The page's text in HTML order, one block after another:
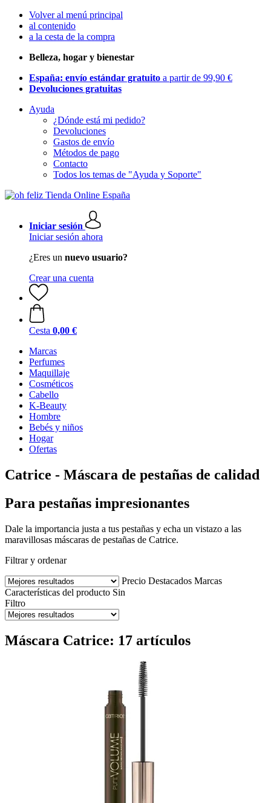
Volver al menú principal
al contenido
a la cesta de la compra
Belleza, hogar y bienestar
España: envío estándar gratuito a partir de 99,90 €
Devoluciones gratuitas
Ayuda
¿Dónde está mi pedido?
Devoluciones
Gastos de envío
Métodos de pago
Contacto
Todos los temas de "Ayuda y Soporte"
Iniciar sesión
Iniciar sesión ahora
¿Eres un nuevo usuario?
Crear una cuenta
Cesta 0,00 €
Marcas
Perfumes
Maquillaje
Cosméticos
Cabello
K-Beauty
Hombre
Bebés y niños
Hogar
Ofertas
Catrice - Máscara de pestañas de calidad
Para pestañas impresionantes
Dale la importancia justa a tus pestañas y echa un vistazo a las
maravillosas máscaras de pestañas de Catrice.
Filtrar y ordenar
Precio Destacados Marcas
Características del producto Sin
Filtro
Máscara Catrice: 17 artículos